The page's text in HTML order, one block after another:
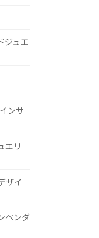
ジュエ
ンサ
エリ
ザイ
ペンダ